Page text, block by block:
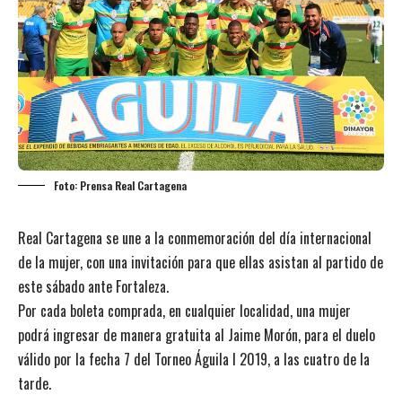
Foto: Prensa Real Cartagena
Real Cartagena se une a la conmemoración del día internacional
de la mujer, con una invitación para que ellas asistan al partido de
este sábado ante Fortaleza.
Por cada boleta comprada, en cualquier localidad, una mujer
podrá ingresar de manera gratuita al Jaime Morón, para el duelo
válido por la fecha 7 del Torneo Águila I 2019, a las cuatro de la
tarde.